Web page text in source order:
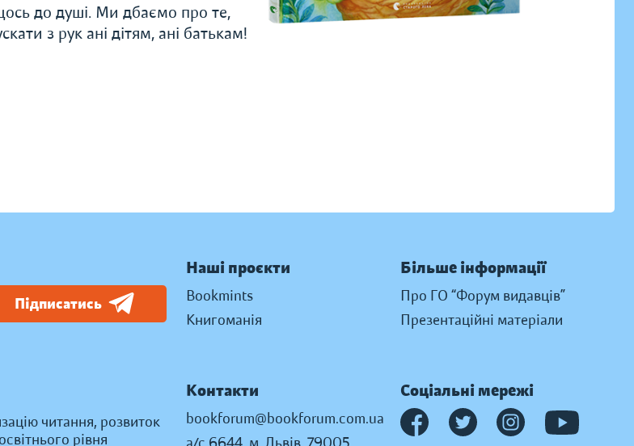
до душі. Ми дбаємо про те,
з рук ані дітям, ані батькам!
Підписатись
читання, розвиток
рівня
Наші проєкти
Bookmints
Книгоманія
Більше інформації
Про ГО “Форум видавців”
Презентаційні матеріали
Контакти
bookforum@bookforum.com.ua
Соціальні мережі